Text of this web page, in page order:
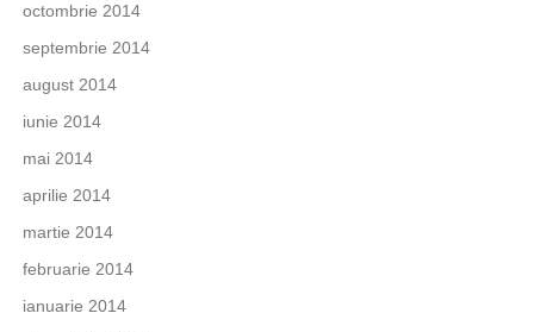
octombrie 2014
septembrie 2014
august 2014
iunie 2014
mai 2014
aprilie 2014
martie 2014
februarie 2014
ianuarie 2014